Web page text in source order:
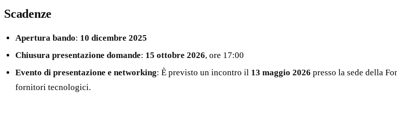
Scadenze
Apertura bando: 10 dicembre 2025
Chiusura presentazione domande: 15 ottobre 2026, ore 17:00
Evento di presentazione e networking: È previsto un incontro il 13 maggio 2026 presso la sede della
fornitori tecnologici.